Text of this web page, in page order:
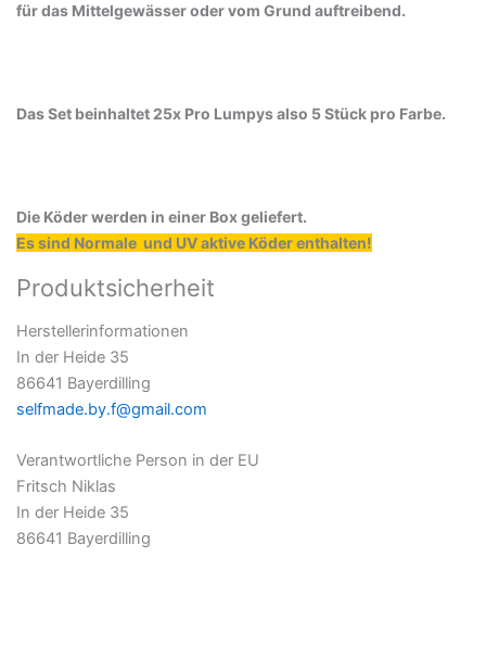
für das Mittelgewässer oder vom Grund auftreibend.
Das Set beinhaltet 25x Pro Lumpys also 5 Stück pro Farbe.
Die Köder werden in einer Box geliefert.
Es sind Normale und UV aktive Köder enthalten!
Produktsicherheit
Herstellerinformationen
In der Heide 35
86641 Bayerdilling
selfmade.by.f@gmail.com
Verantwortliche Person in der EU
Fritsch Niklas
In der Heide 35
86641 Bayerdilling